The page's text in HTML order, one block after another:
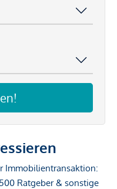
Immobilientransaktion:
Ratgeber & sonstige